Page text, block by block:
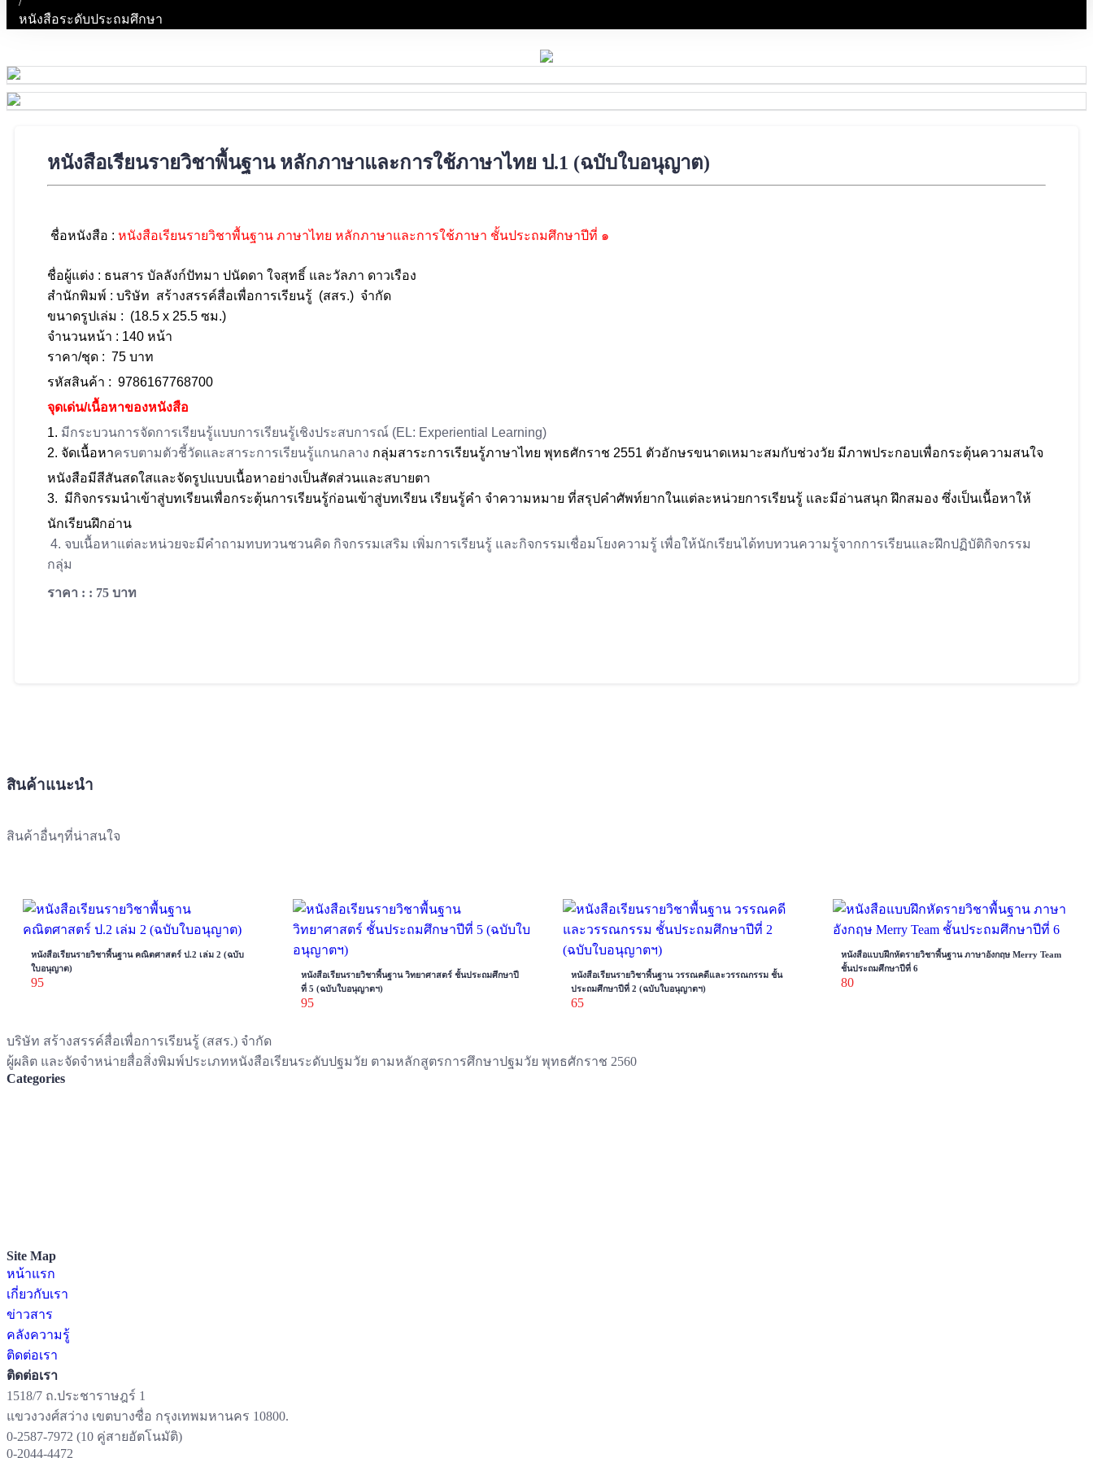
หนังสือระดับประถมศึกษา
หนังสือเรียนรายวิชาพื้นฐาน หลักภาษาและการใช้ภาษาไทย ป.1 (ฉบับใบอนุญาต)
ชื่อหนังสือ : หนังสือเรียนรายวิชาพื้นฐาน ภาษาไทย หลักภาษาและการใช้ภาษา ชั้นประถมศึกษาปีที่ ๑
ชื่อผู้แต่ง : ธนสาร บัลลังก์ปัทมา ปนัดดา ใจสุทธิ์ และวัลภา ดาวเรือง
สำนักพิมพ์ : บริษัท สร้างสรรค์สื่อเพื่อการเรียนรู้ (สสร.) จำกัด
ขนาดรูปเล่ม : (18.5 x 25.5 ซม.)
จำนวนหน้า : 140 หน้า
ราคา/ชุด : 75 บาท
รหัสสินค้า : 9786167768700
จุดเด่น/เนื้อหาของหนังสือ
1. มีกระบวนการจัดการเรียนรู้แบบการเรียนรู้เชิงประสบการณ์ (EL: Experiential Learning)
2. จัดเนื้อหาครบตามตัวชี้วัดและสาระการเรียนรู้แกนกลาง กลุ่มสาระการเรียนรู้ภาษาไทย พุทธศักราช 2551 ตัวอักษรขนาดเหมาะสมกับช่วงวัย มีภาพประกอบเพื่อกระตุ้นความสนใจ
หนังสือมีสีสันสดใสและจัดรูปแบบเนื้อหาอย่างเป็นสัดส่วนและสบายตา
3. มีกิจกรรมนำเข้าสู่บทเรียนเพื่อกระตุ้นการเรียนรู้ก่อนเข้าสู่บทเรียน เรียนรู้คำ จำความหมาย ที่สรุปคำศัพท์ยากในแต่ละหน่วยการเรียนรู้ และมีอ่านสนุก ฝึกสมอง ซึ่งเป็นเนื้อหาให้
นักเรียนฝึกอ่าน
4. จบเนื้อหาแต่ละหน่วยจะมีคำถามทบทวนชวนคิด กิจกรรมเสริม เพิ่มการเรียนรู้ และกิจกรรมเชื่อมโยงความรู้ เพื่อให้นักเรียนได้ทบทวนความรู้จากการเรียนและฝึกปฏิบัติกิจกรรม
กลุ่ม
ราคา : : 75 บาท
สินค้าแนะนำ
สินค้าอื่นๆที่น่าสนใจ
หนังสือเรียนรายวิชาพื้นฐาน คณิตศาสตร์ ป.2 เล่ม 2 (ฉบับ
ใบอนุญาต)
95
หนังสือเรียนรายวิชาพื้นฐาน วิทยาศาสตร์ ชั้นประถมศึกษาปี
ที่ 5 (ฉบับใบอนุญาตฯ)
95
หนังสือเรียนรายวิชาพื้นฐาน วรรณคดีและวรรณกรรม ชั้น
ประถมศึกษาปีที่ 2 (ฉบับใบอนุญาตฯ)
65
หนังสือแบบฝึกหัดรายวิชาพื้นฐาน ภาษาอังกฤษ Merry Team
ชั้นประถมศึกษาปีที่ 6
80
บริษัท สร้างสรรค์สื่อเพื่อการเรียนรู้ (สสร.) จำกัด
ผู้ผลิต และจัดจำหน่ายสื่อสิ่งพิมพ์ประเภทหนังสือเรียนระดับปฐมวัย ตามหลักสูตรการศึกษาปฐมวัย พุทธศักราช 2560
Categories
Site Map
หน้าแรก
เกี่ยวกับเรา
ข่าวสาร
คลังความรู้
ติดต่อเรา
ติดต่อเรา
1518/7 ถ.ประชาราษฎร์ 1
แขวงวงศ์สว่าง เขตบางซื่อ กรุงเทพมหานคร 10800.
0-2587-7972 (10 คู่สายอัตโนมัติ)
0-2044-4472